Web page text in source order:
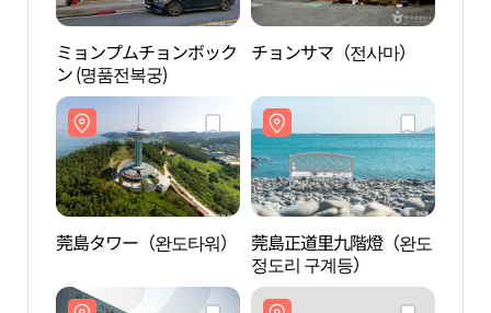
ミョンプムチョンボック
ン (명품전복궁)
チョンサマ（전사마）
莞島タワー（완도타워）
莞島正道里九階燈（완도
정도리 구계등）